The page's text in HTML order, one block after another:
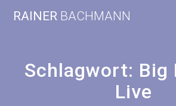
RAINER BACHMANN
Schlagwort: Big
Live